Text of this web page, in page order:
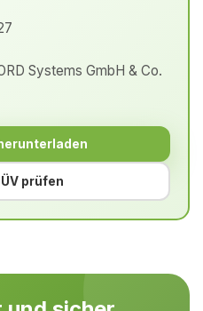
Systems GmbH & Co.
prüfen